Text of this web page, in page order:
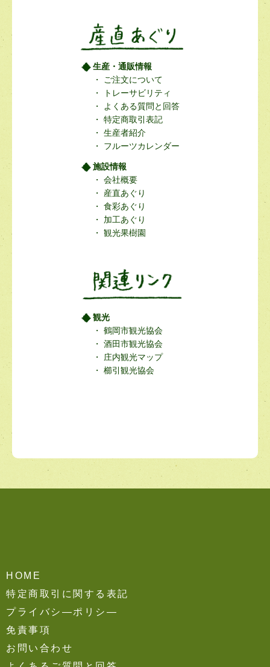
生産・通販情報
ご注文について
トレーサビリティ
よくある質問と回答
特定商取引表記
生産者紹介
フルーツカレンダー
施設情報
会社概要
産直あぐり
食彩あぐり
加工あぐり
観光果樹園
観光
鶴岡市観光協会
酒田市観光協会
庄内観光マップ
櫛引観光協会
HOME
特定商取引に関する表記
プライバシ―ポリシ―
免責事項
お問い合わせ